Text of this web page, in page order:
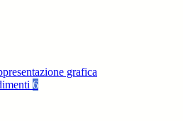
grafica
6